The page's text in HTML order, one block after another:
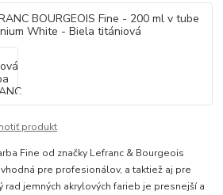
produkt
Fine od značky Lefranc & Bourgeois
pre profesionálov, a taktiež aj pre
rad jemných akrylových farieb je presnejší a